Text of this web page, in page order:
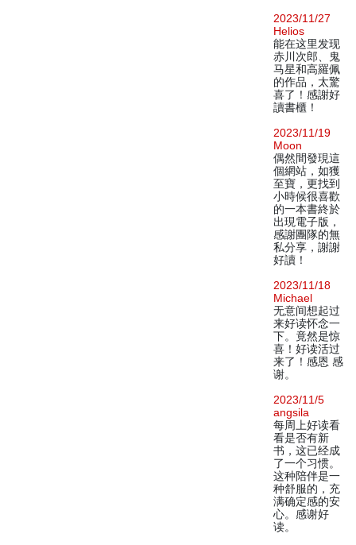
2023/11/27
Helios
能在这里发现
赤川次郎、鬼
马星和高羅佩
的作品，太驚
喜了！感謝好
讀書櫃！
2023/11/19
Moon
偶然間發現這
個網站，如獲
至寶，更找到
小時候很喜歡
的一本書終於
出現電子版，
感謝團隊的無
私分享，謝謝
好讀！
2023/11/18
Michael
无意间想起过
来好读怀念一
下。竟然是惊
喜！好读活过
来了！感恩 感
谢。
2023/11/5
angsila
每周上好读看
看是否有新
书，这已经成
了一个习惯。
这种陪伴是一
种舒服的，充
满确定感的安
心。感谢好
读。